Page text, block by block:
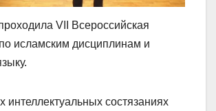
VII Всероссийская
исламским дисциплинам и
интеллектуальных состязаниях